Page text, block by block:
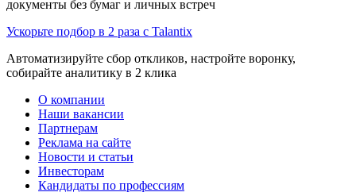
документы без бумаг и личных встреч
Ускорьте подбор в 2 раза с Talantix
Автоматизируйте сбор откликов, настройте воронку,
собирайте аналитику в 2 клика
О компании
Наши вакансии
Партнерам
Реклама на сайте
Новости и статьи
Инвесторам
Кандидаты по профессиям